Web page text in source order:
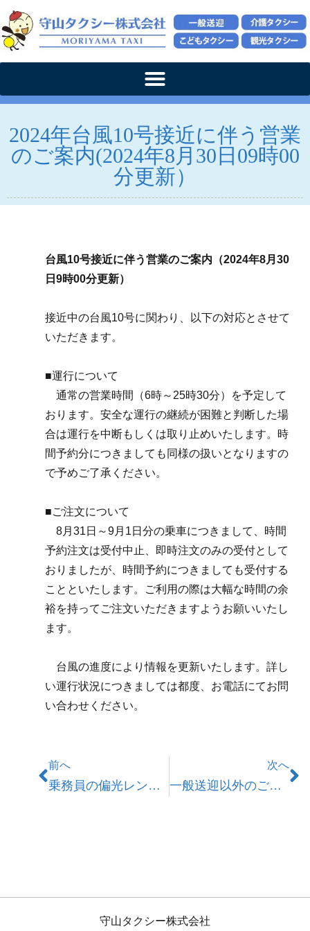
2024年台風10号接近に伴う営業
のご案内(2024年8月30日09時00
分更新）
台風10号接近に伴う営業のご案内（2024年8月30
日9時00分更新）
接近中の台風10号に関わり、
以下の対応とさせて
いただきます。
■運行について
通常の営業時間（6時～25時30分）を予定して
おります。安全な運行の継続が困難と判断した場
合は運行を中断もしくは取り止めいたします。時
間予約分につきましても同様の扱いとなりますの
で予めご了承ください。
■ご注文について
8月31日～9月1日分の乗車につきまして、 時間
予約注文は受付中止、即時注文のみの受付として
おりましたが、時間予約につきましても受付する
ことといたします。ご利用の際は大幅な時間の余
裕を持ってご注文いただきますようお願いいたし
ます。
台風の進度により情報を更新いたします。詳し
い運行状況につきましては都度、お電話にてお問
い合わせください。
前へ
乗務員の偏光レンズ着用について
次へ
一般送迎以外のご注文受付とお問い合わせ対応時間について
守山タクシー株式会社